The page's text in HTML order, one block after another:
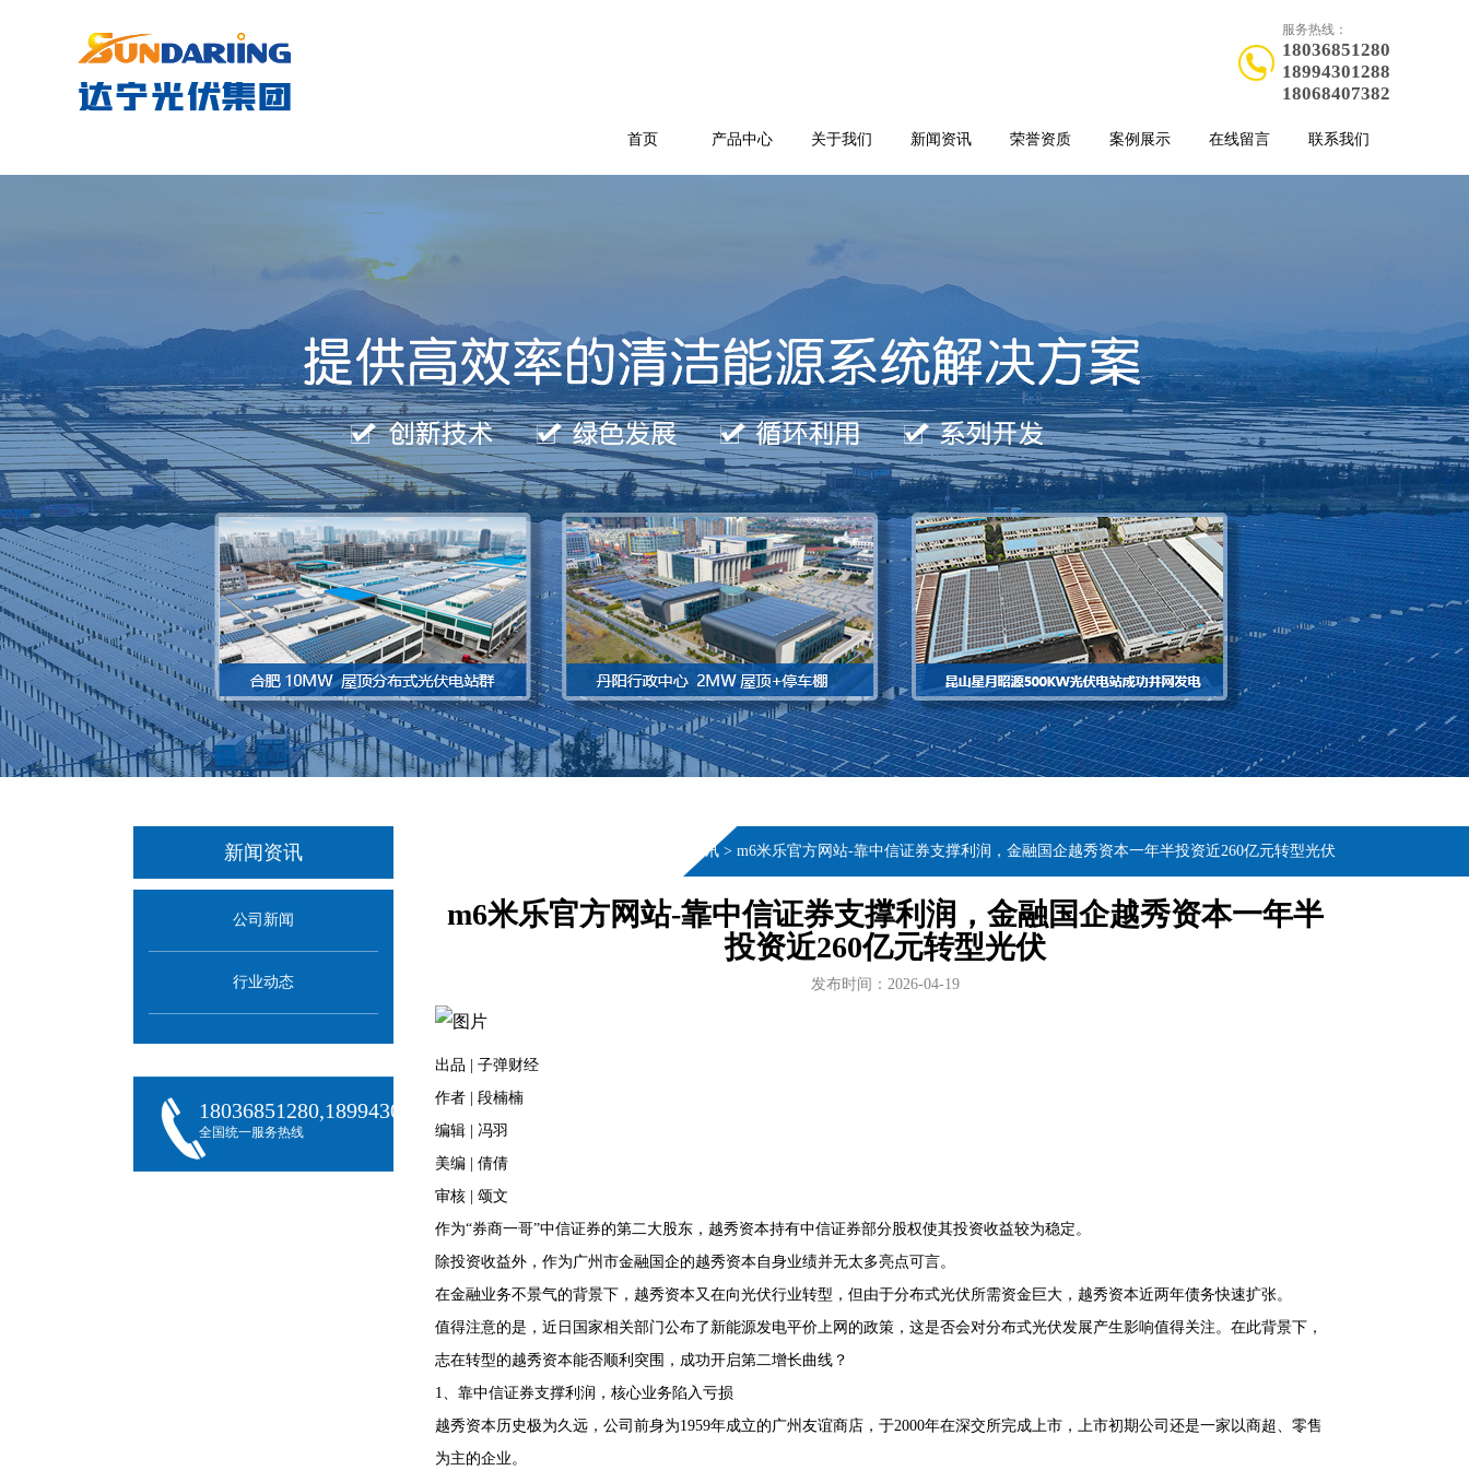
服务热线：
18036851280
18994301288
18068407382
首页 产品中心 关于我们 新闻资讯 荣誉资质 案例展示 在线留言 联系我们
新闻资讯
公司新闻
行业动态
18036851280,18994301288,18068407382
全国统一服务热线
新闻资讯 > m6米乐官方网站-靠中信证券支撑利润，金融国企越秀资本一年半投资近260亿元转型光伏
m6米乐官方网站-靠中信证券支撑利润，金融国企越秀资本一年半
投资近260亿元转型光伏
发布时间：2026-04-19
出品 | 子弹财经
作者 | 段楠楠
编辑 | 冯羽
美编 | 倩倩
审核 | 颂文
作为“券商一哥”中信证券的第二大股东，越秀资本持有中信证券部分股权使其投资收益较为稳定。
除投资收益外，作为广州市金融国企的越秀资本自身业绩并无太多亮点可言。
在金融业务不景气的背景下，越秀资本又在向光伏行业转型，但由于分布式光伏所需资金巨大，越秀资本近两年债务快速扩张。
值得注意的是，近日国家相关部门公布了新能源发电平价上网的政策，这是否会对分布式光伏发展产生影响值得关注。在此背景下，
志在转型的越秀资本能否顺利突围，成功开启第二增长曲线？
1、靠中信证券支撑利润，核心业务陷入亏损
越秀资本历史极为久远，公司前身为1959年成立的广州友谊商店，于2000年在深交所完成上市，上市初期公司还是一家以商超、零售
为主的企业。